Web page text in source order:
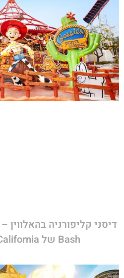
Bash של Disneyland California